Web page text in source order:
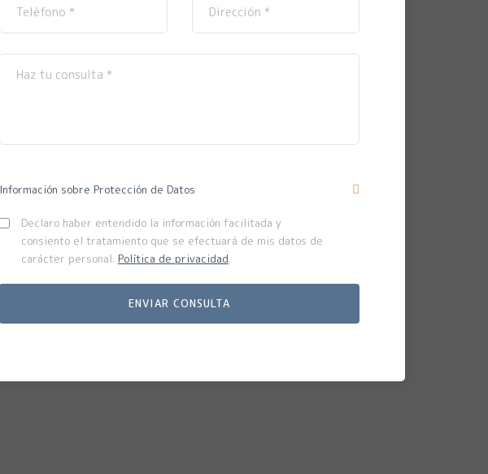
Información sobre Protección de Datos
Declaro haber entendido la información facilitada y
consiento el tratamiento que se efectuará de mis datos de
carácter personal. Política de privacidad.